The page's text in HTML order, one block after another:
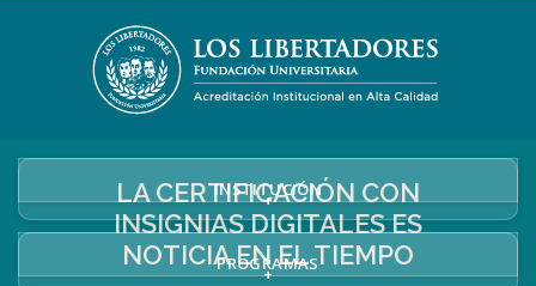
INSTITUCIÓN
+
PROGRAMAS
+
LA CERTIFICACIÓN CON
INSIGNIAS DIGITALES ES
NOTICIA EN EL TIEMPO